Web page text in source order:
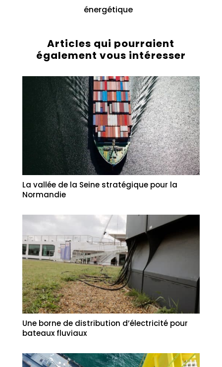
énergétique
Articles qui pourraient
également vous intéresser
La vallée de la Seine stratégique pour la
Normandie
Une borne de distribution d’électricité pour
bateaux fluviaux